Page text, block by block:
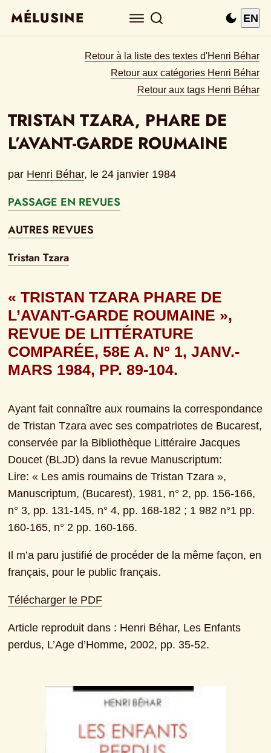
MÉLUSINE EN
Retour à la liste des textes d'Henri Béhar
Retour aux catégories Henri Béhar
Retour aux tags Henri Béhar
TRISTAN TZARA, PHARE DE
L’AVANT-GARDE ROUMAINE
par Henri Béhar, le 24 janvier 1984
PASSAGE EN REVUES
AUTRES REVUES
Tristan Tzara
« TRISTAN TZARA PHARE DE
L’AVANT-GARDE ROUMAINE »,
REVUE DE LITTÉRATURE
COMPARÉE, 58E A. N° 1, JANV.-
MARS 1984, PP. 89-104.
Ayant fait connaître aux roumains la correspondance
de Tristan Tzara avec ses compatriotes de Bucarest,
conservée par la Bibliothèque Littéraire Jacques
Doucet (BLJD) dans la revue Manuscriptum:
Lire: « Les amis roumains de Tristan Tzara »,
Manuscriptum, (Bucarest), 1981, n° 2, pp. 156-166,
n° 3, pp. 131-145, n° 4, pp. 168-182 ; 1 982 n°1 pp.
160-165, n° 2 pp. 160-166.
Il m’a paru justifié de procéder de la même façon, en
français, pour le public français.
Télécharger le PDF
Article reproduit dans : Henri Béhar, Les Enfants
perdus, L’Age d’Homme, 2002, pp. 35-52.